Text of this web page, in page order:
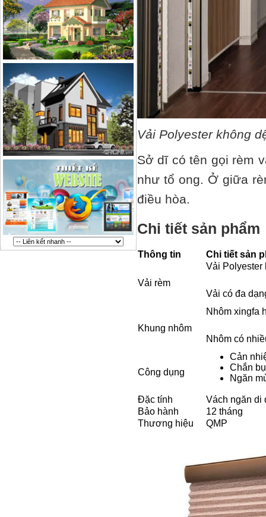
Vải Polyester không
Sở dĩ có tên gọi rèm
như tổ ong. Ở giữa
điều hòa.
Chi tiết sản phẩm
Thông tin Chi tiết sản
Vải rèm
Vải Polyester
Vải có đa
Khung nhôm
Nhôm xingfa
Nhôm có
Công dụng
Cản
Chắn
Ngăn
Đặc tính
Vách ngăn di
Bảo hành
12 tháng
Thương hiệu
QMP